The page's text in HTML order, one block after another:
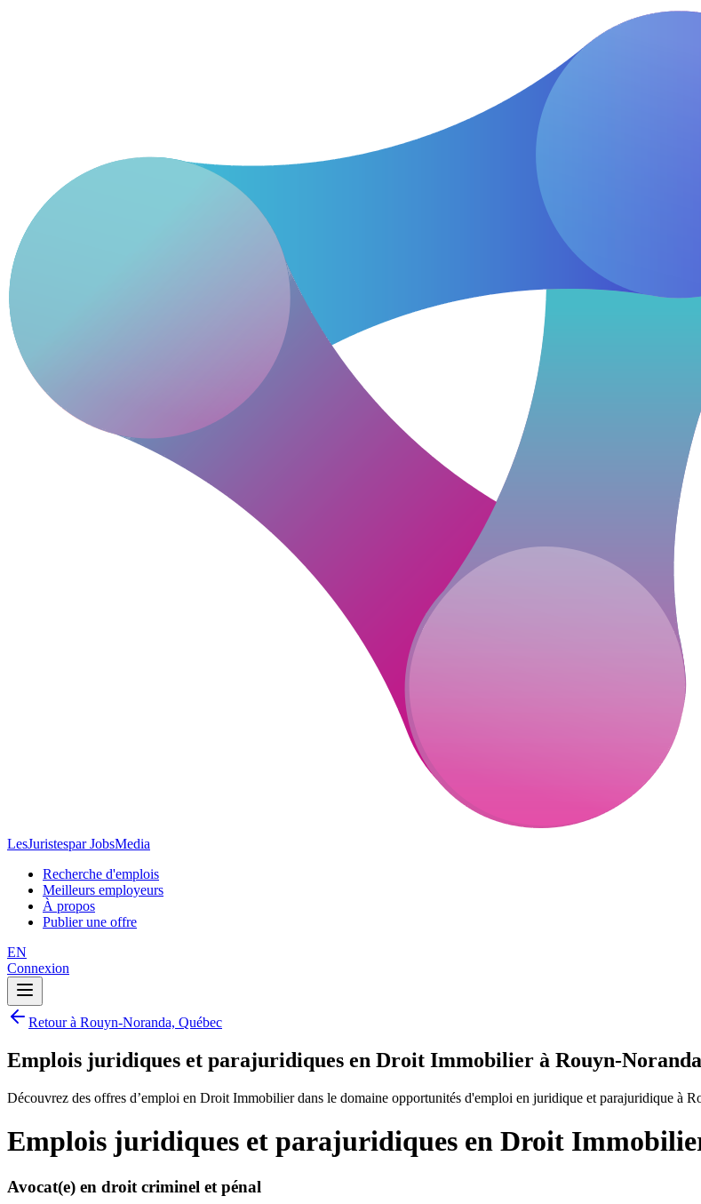
LesJuristespar JobsMedia
Recherche d'emplois
Meilleurs employeurs
À propos
Publier une offre
EN
Connexion
Retour à Rouyn-Noranda, Québec
Emplois juridiques et parajuridiques en Droit Immobilier à Rouyn-
Découvrez des offres d’emploi en Droit Immobilier dans le domaine opportunités d'emploi en juridique et parajuridique à
Emplois juridiques et parajuridiques en Droit
Avocat(e) en droit criminel et pénal